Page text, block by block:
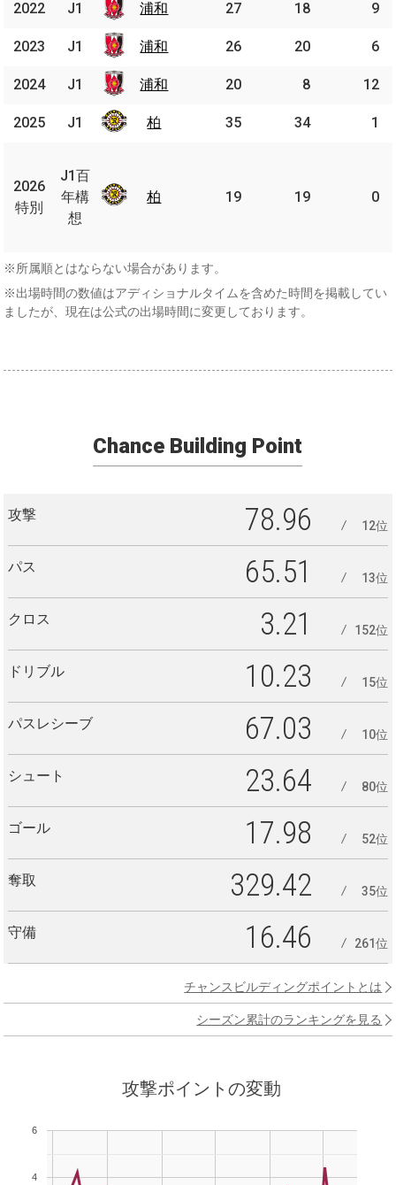
2022 浦和 27 18 9
2023 浦和 26 20 6
2024 浦和 20 8 12
2025 柏 35 34 1
2026
特別
百
年
柏 19 19 0
2022 J1 浦和
2023 J1 浦和
2024 J1 浦和
2025 J1 柏
2026
特別
J1百
年構
想
柏
※所属順とはならない場合があります。
※出場時間の数値はアディショナルタイムを含めた時間を掲載してい
ましたが、現在は公式の出場時間に変更しております。
Chance Building Point
攻撃 78.96 12位
パス 65.51 13位
クロス 3.21 152位
ドリブル 10.23 15位
パスレシーブ 67.03 10位
シュート 23.64 80位
ゴール 17.98 52位
奪取 329.42 35位
守備 16.46 261位
チャンスビルディングポイントとは
シーズン累計のランキングを見る
攻撃ポイントの変動
4
6